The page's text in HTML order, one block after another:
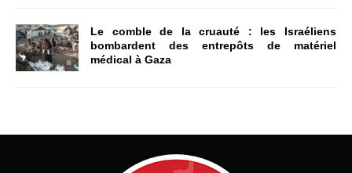
Le comble de la cruauté : les Israéliens
bombardent des entrepôts de matériel
médical à Gaza